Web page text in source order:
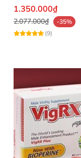
Nam
1.350.000₫
2.077.000₫
-35%
(9)